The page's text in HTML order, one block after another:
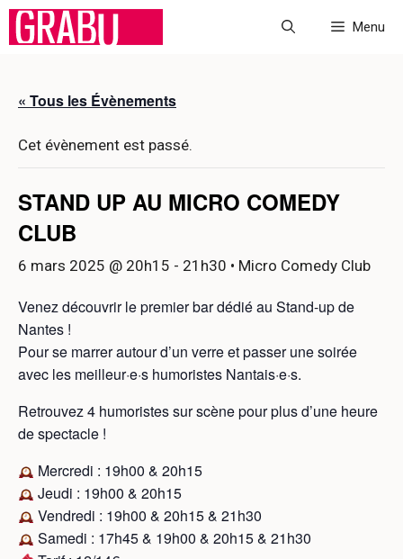
Aller
Menu
« Tous les Évènements
Cet évènement est passé.
STAND UP AU MICRO COMEDY
CLUB
6 mars 2025 @ 20h15 - 21h30 • Micro Comedy Club
Venez découvrir le premier bar dédié au Stand-up de
Nantes !
Pour se marrer autour d’un verre et passer une soirée
avec les meilleur·e·s humoristes Nantais·e·s.
Retrouvez 4 humoristes sur scène pour plus d’une heure
de spectacle !
Mercredi : 19h00 & 20h15
Jeudi : 19h00 & 20h15
Vendredi : 19h00 & 20h15 & 21h30
Samedi : 17h45 & 19h00 & 20h15 & 21h30